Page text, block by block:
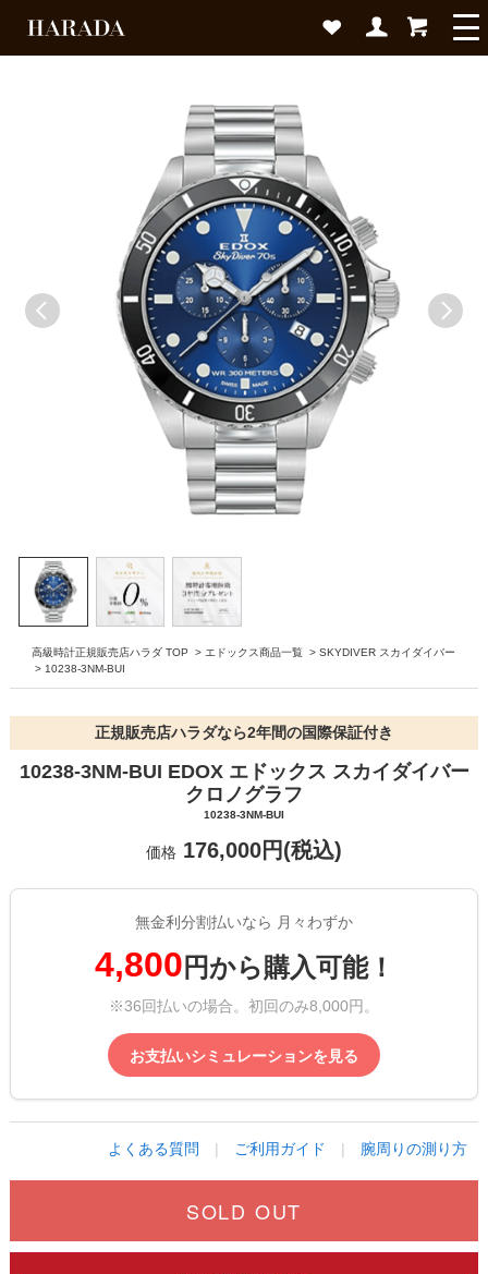
高級時計正規販売店ハラダ TOP > エドックス商品一覧 > SKYDIVER スカイダイバー
> 10238-3NM-BUI
正規販売店ハラダなら2年間の国際保証付き
10238-3NM-BUI EDOX エドックス スカイダイバー
クロノグラフ
10238-3NM-BUI
価格 176,000円(税込)
無金利分割払いなら 月々わずか
4,800 円から購入可能！
※36回払いの場合。初回のみ8,000円。
お支払いシミュレーションを見る
よくある質問 | ご利用ガイド | 腕周りの測り方
SOLD OUT